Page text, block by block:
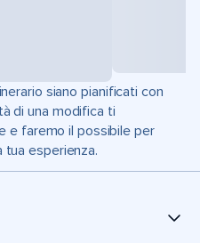
siano pianificati con
di una modifica ti
e faremo il possibile per
tua esperienza.